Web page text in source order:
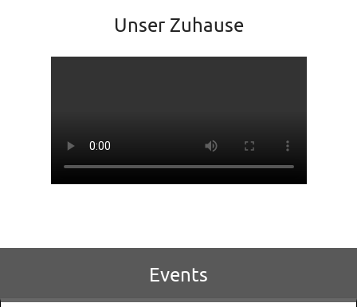
Unser Zuhause
Events